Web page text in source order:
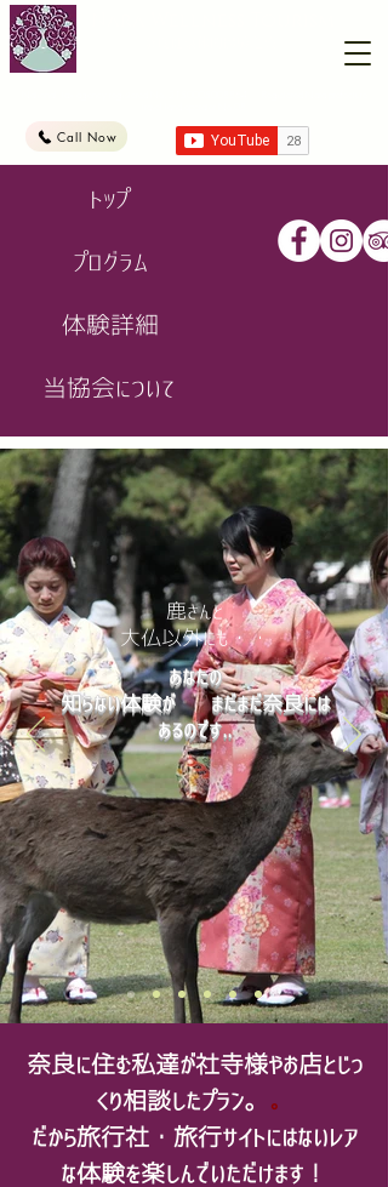
Call Now
トップ
プログラム
体験詳細
当協会について
奈良に住む私達が社寺様やお店とじっ
くり相談したプラン。
。
​だから旅行社・旅行サイトにはないレア
な体験を楽しんでいただけます！
鹿さんと
​大仏以外にも・・
あなたの
知らない体験が まだまだ奈良には
あるのです..